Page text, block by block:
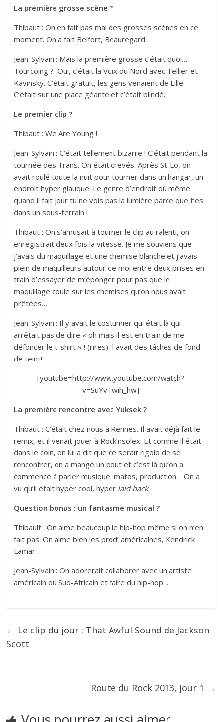
La première grosse scène ?
Thibaut : On en fait pas mal des grosses scènes en ce
moment. On a fait Belfort, Beauregard…
Jean-Sylvain : Mais la première grosse c’était quoi…
Tourcoing ? Oui, c’était la Voix du Nord avec Tellier et
Kavinsky. C’était gratuit, les gens venaient de Lille.
C’était sur une place géante et c’était blindé.
Le premier clip ?
Thibaut : We Are Young !
Jean-Sylvain : C’était tellement bizarre ! C’était pendant la
tournée des Trans. On était crevés. Après St-Lo, on
avait roulé toute la nuit pour tourner dans un hangar, un
endroit hyper glauque. Le genre d’endroit où même
quand il fait jour tu ne vois pas la lumière parce que t’es
dans un sous-terrain !
Thibaut : On s’amusait à tourner le clip au ralenti, on
enregistrait deux fois la vitesse. Je me souviens que
j’avais du maquillage et une chemise blanche et j’avais
plein de maquilleurs autour de moi entre deux prises en
train d’essayer de m’éponger pour pas que le
maquillage coule sur les chemises qu’on nous avait
prêtées…
Jean-Sylvain : Il y avait le costumier qui était là qui
arrêtait pas de dire « oh mais il est en train de me
défoncer le t-shirt » ! (rires) Il avait des tâches de fond
de teint!
[youtube=http://www.youtube.com/watch?
v=SuYvTwih_hw]
La première rencontre avec Yuksek ?
Thibaut : C’était chez nous à Rennes. Il avait déjà fait le
remix, et il venait jouer à Rock’nsolex. Et comme il était
dans le coin, on lui a dit que ce serait rigolo de se
rencontrer, on a mangé un bout et c’est là qu’on a
commencé à parler musique, matos, production… On a
vu qu’il était hyper cool, hyper laid back.
Question bonus : un fantasme musical ?
Thibault : On aime beaucoup le hip-hop même si on n’en
fait pas. On aime bien les prod’ américaines, Kendrick
Lamar…
Jean-Sylvain : On adorerait collaborer avec un artiste
américain ou Sud-Africain et faire du hip-hop…
← Le clip du jour : That Awful Sound de Jackson
Scott
Route du Rock 2013, jour 1 →